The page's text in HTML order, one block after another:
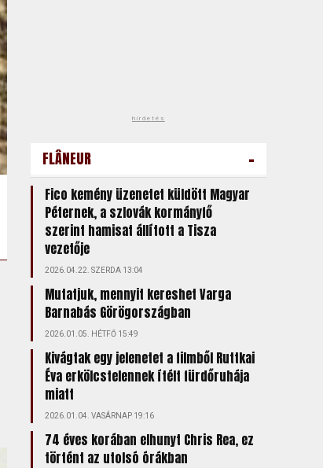
hirdetés
FLÂNEUR -
Fico kemény üzenetet küldött Magyar
Péternek, a szlovák kormányfő
szerint hamisat állított a Tisza
vezetője
2026.04.22. SZERDA 13:04
Mutatjuk, mennyit kereshet Varga
Barnabás Görögországban
2026.01.05. HÉTFŐ 15:49
Kivágtak egy jelenetet a filmből Ruttkai
Éva erkölcstelennek ítélt fürdőruhája
miatt
2026.01.04. VASÁRNAP 19:16
74 éves korában elhunyt Chris Rea, ez
történt az utolsó órákban